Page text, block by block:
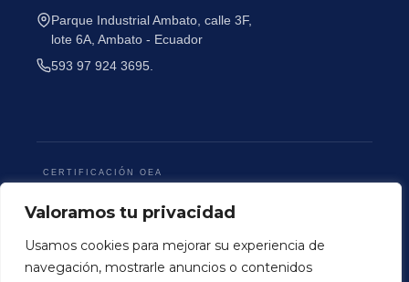
Valoramos tu privacidad
Usamos cookies para mejorar su experiencia de
navegación, mostrarle anuncios o contenidos
Parque Industrial Ambato, calle 3F,
lote 6A, Ambato - Ecuador
593 97 924 3695.
CERTIFICACIÓN OEA
Terminos y CondicionesPolitica de Privacidad